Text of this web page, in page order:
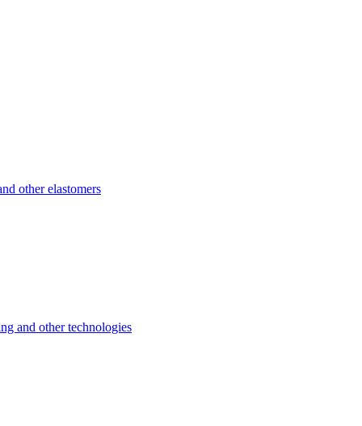
other elastomers
and other technologies